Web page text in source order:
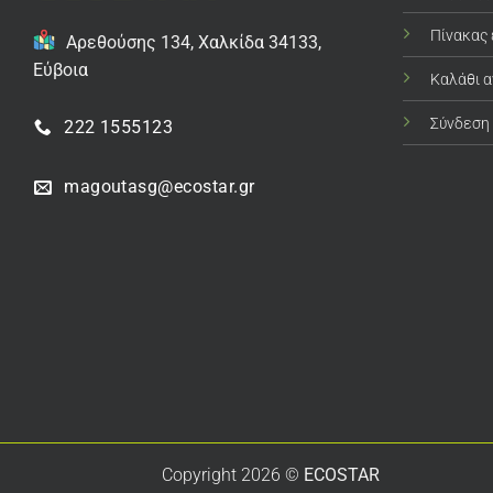
Αρεθούσης 134, Χαλκίδα 34133,
Εύβοια
222 1555123
magoutasg@ecostar.gr
Πίνακας
Καλάθι
Σύνδεση
Copyright 2026 © ECOSTAR